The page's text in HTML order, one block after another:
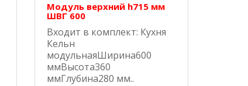
Модуль верхний h715 мм
ШВГ 600
Входит в комплект: Кухня
Кельн
модульнаяШирина600
ммВысота360
ммГлубина280 мм..